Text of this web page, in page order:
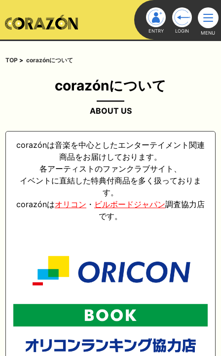
ENTRY LOGIN MENU
TOP corazónについて
corazónについて
ABOUT US
corazónは音楽を中心としたエンターテイメント関連
商品をお届けしております。
各アーティストのファンクラブサイト、
イベントに直結した特典付商品を多く扱っておりま
す。
corazónはオリコン ・ ビルボードジャパン調査協力店
です。